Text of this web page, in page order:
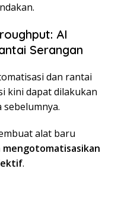
AI
Serangan
dan rantai
kini dapat dilakukan
sebelumnya.
alat baru
.